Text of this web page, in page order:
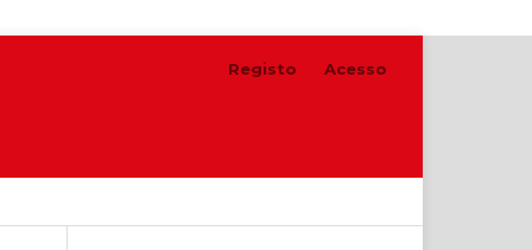
Registo Acesso